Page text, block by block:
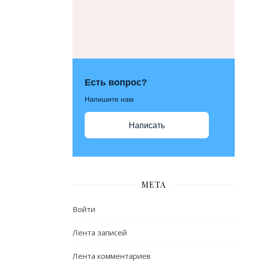
Есть вопрос?
Напишите нам
Написать
МЕТА
Войти
Лента записей
Лента комментариев